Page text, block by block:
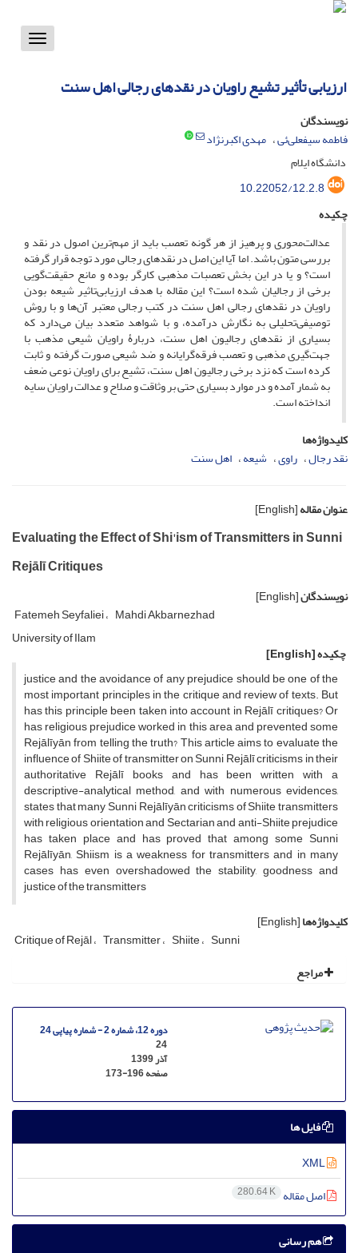
Toggle
ارزیابی‌ تأثیر تشیع راویان در نقدهای رجالی اهل سنت
نویسندگان
فاطمه سیفعلی‌ئی مهدی اکبرنژاد
دانشگاه ایلام
10.22052/12.2.8
چکیده
عدالت‌محوری و پرهیز از هر گونه تعصب باید از مهم‌ترین اصول در نقد و
بررسی متون باشد. اما آیا این اصل در نقدهای رجالی مورد توجه قرار گرفته
است؟ و یا در این بخش تعصبات مذهبی کارگر بوده و مانع حقیقت‌گویی
برخی از رجالیان شده است؟ این مقاله با هدف ارزیابی‌تاثیر شیعه بودن
راویان در نقدهای رجالی اهل سنت در کتب رجالی معتبر آن‌ها و با روش
توصیفی‌تحلیلی به نگارش درآمده، و با شواهد متعدد بیان می‌دارد که
بسیاری از نقدهای رجالیون اهل سنت، دربارۀ راویان شیعی مذهب با
جهت‌گیری مذهبی و تعصب فرقه‌گرایانه و ضد شیعی صورت گرفته و ثابت
کرده است که نزد برخی رجالیون اهل سنت، تشیع برای راویان نوعی ضعف
به شمار آمده و در موارد بسیاری حتی بر وثاقت و صلاح و عدالت راویان سایه
انداخته است.
کلیدواژه‌ها
نقد رجال راوی شیعه اهل سنت
عنوان مقاله[English]
Evaluating the Effect of Shi'ism of Transmitters in Sunni
Rejālī Critiques
نویسندگان[English]
Fatemeh Seyfaliei Mahdi Akbarnezhad
University of Ilam
چکیده[English]
justice and the avoidance of any prejudice should be one of the
most important principles in the critique and review of texts. But
has this principle been taken into account in Rejālī critiques? Or
has religious prejudice worked in this area and prevented some
Rejālīyān from telling the truth? This article aims to evaluate the
influence of Shiite of transmitter on Sunni Rejālī criticisms in their
authoritative Rejālī books and has been written with a
descriptive-analytical method, and with numerous evidences,
states that many Sunni Rejālīyān criticisms of Shiite transmitters
with religious orientation and Sectarian and anti-Shiite prejudice
has taken place and has proved that among some Sunni
Rejālīyān, Shiism is a weakness for transmitters and in many
cases has even overshadowed the stability, goodness and
justice of the transmitters
کلیدواژه‌ها[English]
Critique of Rejāl Transmitter Shiite Sunni
مراجع
دوره 12، شماره 2 - شماره پیاپی 24
24
آذر 1399
صفحه173-196
فایل ها
اصل مقاله 280.64 K
هم رسانی